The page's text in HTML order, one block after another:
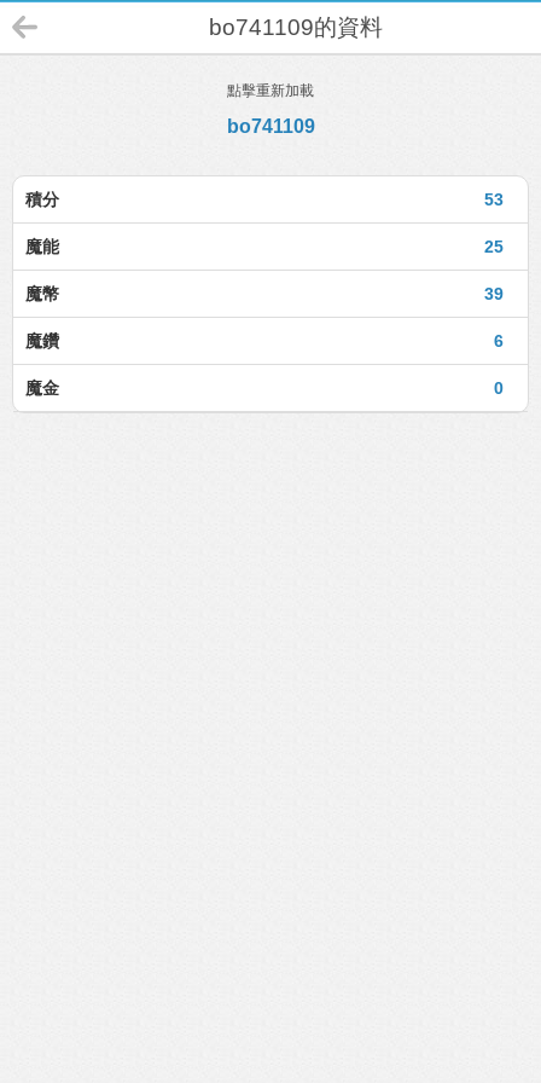
bo741109的資料
點擊重新加載
bo741109
53
積分
25
魔能
39
魔幣
6
魔鑽
0
魔金